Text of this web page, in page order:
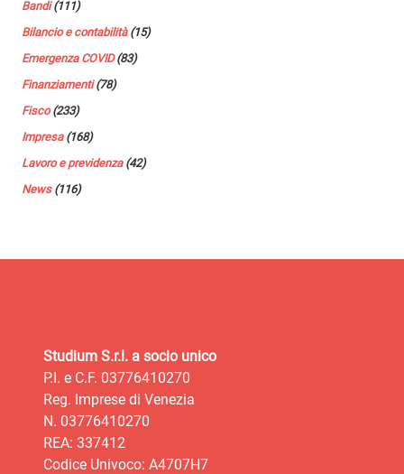
Bandi(111)
Bilancio e contabilità(15)
Emergenza COVID(83)
Finanziamenti(78)
Fisco(233)
Impresa(168)
Lavoro e previdenza(42)
News(116)
Studium S.r.l. a socio unico
P.I. e C.F. 03776410270
Reg. Imprese di Venezia
N. 03776410270
REA: 337412
Codice Univoco: A4707H7